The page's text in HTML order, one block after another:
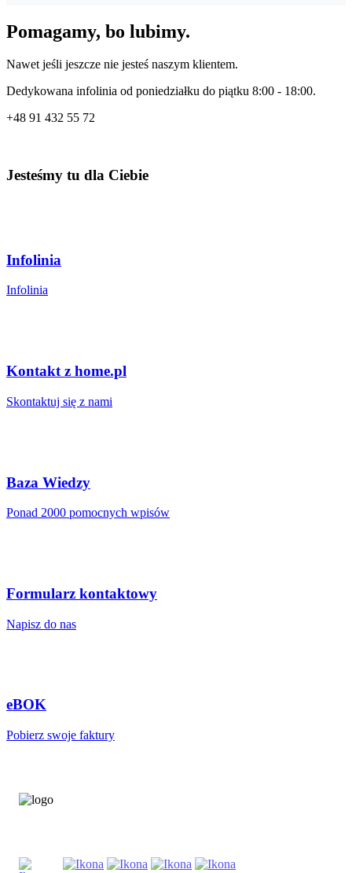
Pomagamy, bo lubimy.
Nawet jeśli jeszcze nie jesteś naszym klientem.
Dedykowana infolinia od poniedziałku do piątku 8:00 - 18:00.
+48 91 432 55 72
Jesteśmy tu dla Ciebie
Infolinia
Infolinia
Kontakt z home.pl
Skontaktuj się z nami
Baza Wiedzy
Ponad 2000 pomocnych wpisów
Formularz kontaktowy
Napisz do nas
eBOK
Pobierz swoje faktury